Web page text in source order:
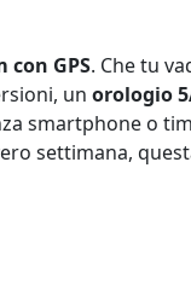
GPS. Che tu
un orologio
smartphone o
settimana,